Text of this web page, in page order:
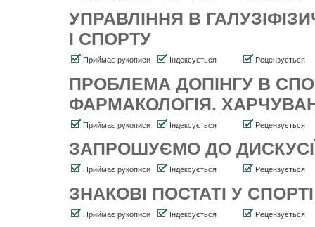
УПРАВЛІННЯ В
І СПОРТУ
Приймає рукописи Індексується Рецензується
ПРОБЛЕМА ДОПІНГУ В
ФАРМАКОЛОГІЯ.
Приймає рукописи Індексується Рецензується
ЗАПРОШУЄМО ДО
Приймає рукописи Індексується Рецензується
ЗНАКОВІ ПОСТАТІ У СПОРТІ
Приймає рукописи Індексується Рецензується